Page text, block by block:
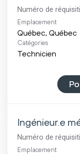
Numéro de
Emplacement
Catégories
Technicien
Ingénieur.e
Numéro de
Emplacement